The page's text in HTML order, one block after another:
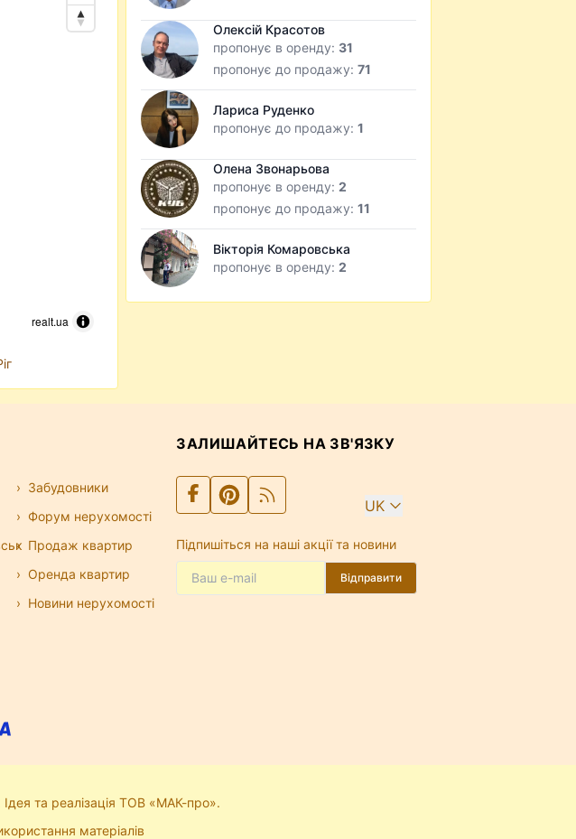
realt.ua
Олексій Красотов
пропонує в оренду: 31
пропонує до продажу:71
Лариса Руденко
пропонує до продажу:1
Олена Звонарьова
пропонує в оренду:2
пропонує до продажу:11
Вікторія Комаровська
пропонує в оренду:2
Забудовники
Форум нерухомості
Продаж квартир
Оренда квартир
Новини нерухомості
ЗАЛИШАЙТЕСЬ НА ЗВ'ЯЗКУ
UK
Підпишіться на наші акції та новини
Відправити
та реалізація ТОВ «МАК-про».
матеріалів